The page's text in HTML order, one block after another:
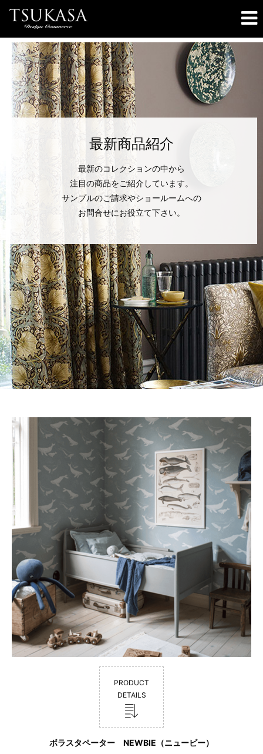
最新商品紹介
最新のコレクションの中から
注目の商品をご紹介しています。
サンプルのご請求やショールームへの
お問合せにお役立て下さい。
PRODUCT
DETAILS
ボラスタペーター NEWBIE（ニュービー）